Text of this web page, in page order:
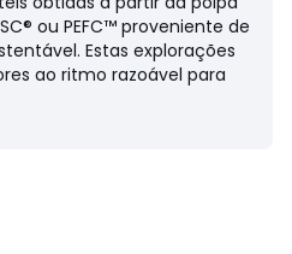
ou PEFC™ proveniente de
Estas explorações
ao ritmo razoável para